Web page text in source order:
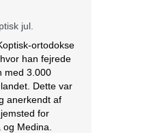
jul.
ortodokse
han fejrede
med 3.000
Dette var
anerkendt af
for
Medina.